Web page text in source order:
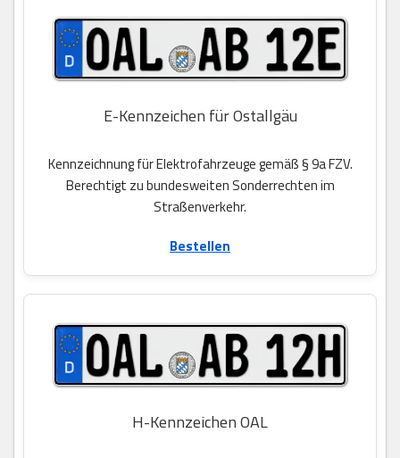
E-Kennzeichen für Ostallgäu
Kennzeichnung für Elektrofahrzeuge gemäß § 9a FZV.
Berechtigt zu bundesweiten Sonderrechten im
Straßenverkehr.
Bestellen
H-Kennzeichen OAL